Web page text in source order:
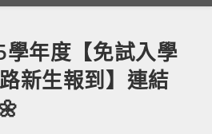
學年度【免試入學
新生報到】連結